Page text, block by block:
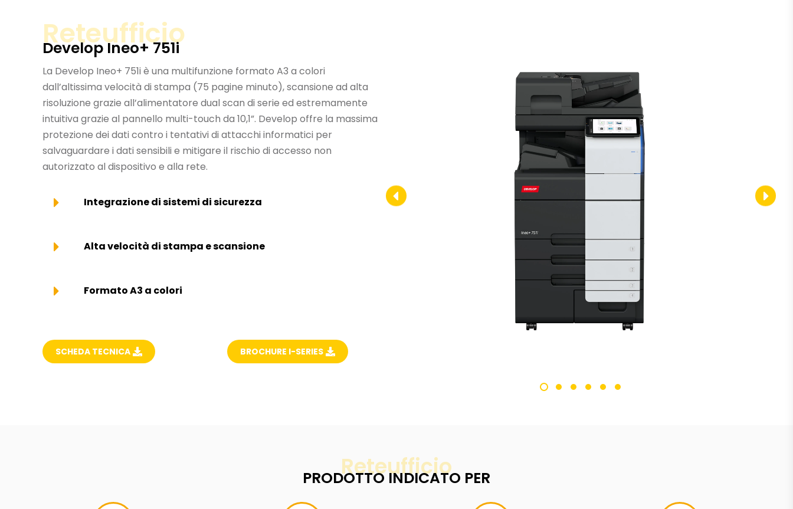
Reteufficio
Develop Ineo+ 751i
La Develop Ineo+ 751i è una multifunzione formato A3 a colori
dall’altissima velocità di stampa (75 pagine minuto), scansione ad alta
risoluzione grazie all’alimentatore dual scan di serie ed estremamente
intuitiva grazie al pannello multi-touch da 10,1”. Develop offre la massima
protezione dei dati contro i tentativi di attacchi informatici per
salvaguardare i dati sensibili e mitigare il rischio di accesso non
autorizzato al dispositivo e alla rete.
Integrazione di sistemi di sicurezza
Alta velocità di stampa e scansione
Formato A3 a colori
SCHEDA TECNICA BROCHURE I-SERIES
Reteufficio
PRODOTTO INDICATO PER